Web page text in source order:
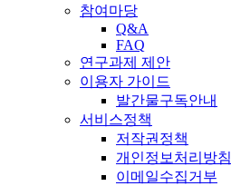
참여마당
Q&A
FAQ
연구과제 제안
이용자 가이드
발간물구독안내
서비스정책
저작권정책
개인정보처리방침
이메일수집거부